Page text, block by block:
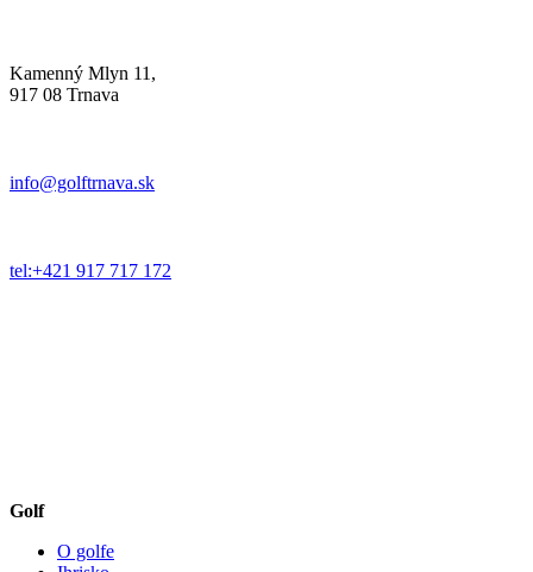
Kamenný Mlyn 11,
917 08 Trnava
info@golftrnava.sk
tel:+421 917 717 172
Golf
O golfe